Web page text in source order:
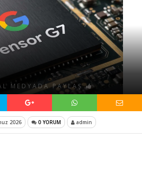
MEDYADA PAYLAŞ
2026 0 YORUM admin